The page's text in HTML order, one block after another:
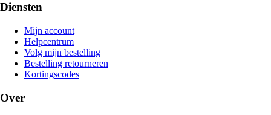
Diensten
Mijn account
Helpcentrum
Volg mijn bestelling
Bestelling retourneren
Kortingscodes
Over